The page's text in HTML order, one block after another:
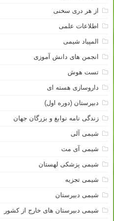
از هر دری سخنی
اطلاعات علمی
المپیاد شیمی
انجمن های دانش آموزی
تست هوش
داروسازی هسته ای
دبیرستان (دوره اول)
زندگی نامه نوابغ و بزرگان جهان
شیمی آلی
شیمی آی مت
شیمی پزشکی لهستان
شیمی تجزیه
شیمی دبیرستان
شیمی دبیرستان های خارج از کشور